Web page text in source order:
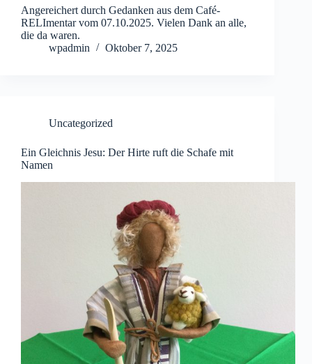
Angereichert durch Gedanken aus dem Café-
RELImentar vom 07.10.2025. Vielen Dank an alle,
die da waren.
wpadmin
Oktober 7, 2025
Uncategorized
Ein Gleichnis Jesu: Der Hirte ruft die Schafe mit
Namen